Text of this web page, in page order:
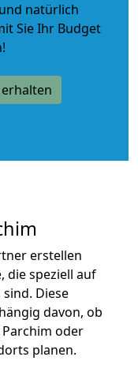
natürlich
Sie Ihr Budget
erstellen
die speziell auf
Diese
davon, ob
oder
planen.